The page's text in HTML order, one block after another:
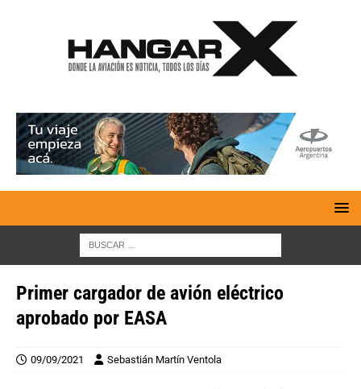
Primer cargador de avión eléctrico
aprobado por EASA
09/09/2021 Sebastián Martín Ventola